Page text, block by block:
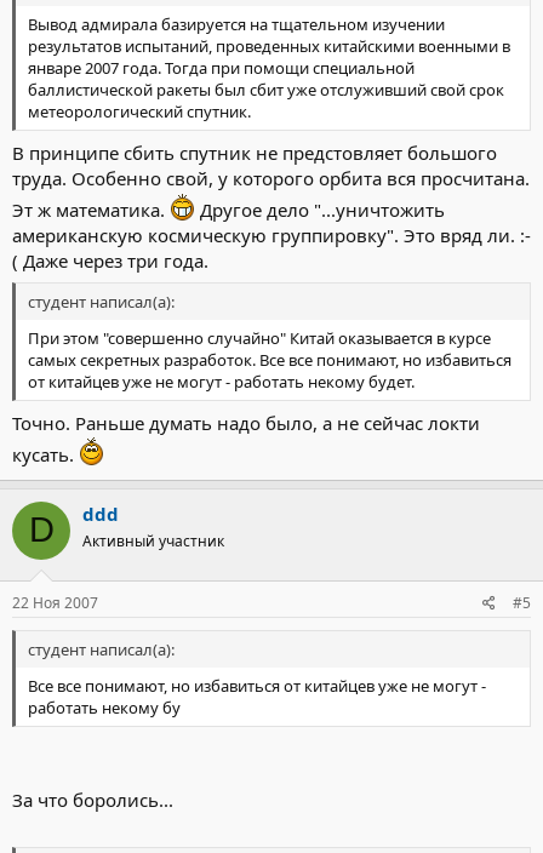
Вывод адмирала базируется на тщательном изучении
результатов испытаний, проведенных китайскими военными в
январе 2007 года. Тогда при помощи специальной
баллистической ракеты был сбит уже отслуживший свой срок
метеорологический спутник.
В принципе сбить спутник не предстовляет большого
труда. Особенно свой, у которого орбита вся просчитана.
Эт ж математика.
Другое дело "...уничтожить
американскую космическую группировку". Это вряд ли. :-
( Даже через три года.
студент написал(а):
При этом "совершенно случайно" Китай оказывается в курсе
самых секретных разработок. Все все понимают, но избавиться
от китайцев уже не могут - работать некому будет.
Точно. Раньше думать надо было, а не сейчас локти
кусать.
D ddd
Активный участник
22 Ноя 2007 #5
студент написал(а):
Все все понимают, но избавиться от китайцев уже не могут -
работать некому бу
За что боролись...